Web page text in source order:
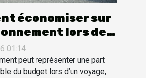
économiser sur
lors de
?
01:14
peut représenter une part
du budget lors d’un voyage,